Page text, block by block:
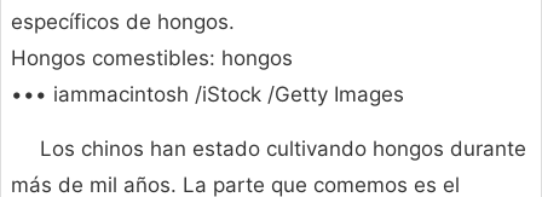
específicos de hongos.
Hongos comestibles: hongos
••• iammacintosh /iStock /Getty Images
Los chinos han estado cultivando hongos durante
más de mil años. La parte que comemos es el